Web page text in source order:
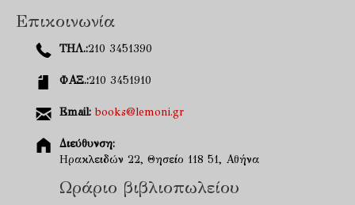
Επικοινωνία
ΤΗΛ.:210 3451390
ΦΑΞ.:210 3451910
Email: books@lemoni.gr
Διεύθυνση:
Ηρακλειδών 22, Θησείο 118 51, Αθήνα
Ωράριο βιβλιοπωλείου